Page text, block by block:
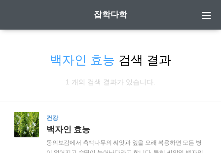
잡학다학
백자인 효능 검색 결과
1 개의 검색 결과가 있습니다.
건강
백자인 효능
동의보감에서 측백나무의 씨앗과 잎을 오래 복용하면 모든 병